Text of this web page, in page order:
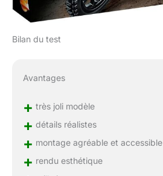
Bilan du test
Avantages
+ très joli modèle
+ détails réalistes
+ montage agréable et accessible
+ rendu esthétique